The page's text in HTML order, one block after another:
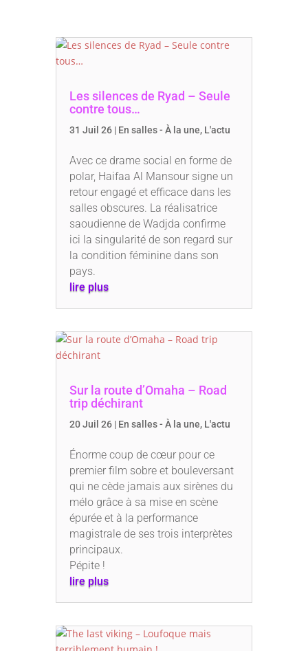
Les silences de Ryad – Seule
contre tous…
31 Juil 26| En salles - À la une, L'actu
Avec ce drame social en forme de
polar, Haifaa Al Mansour signe un
retour engagé et efficace dans les
salles obscures. La réalisatrice
saoudienne de Wadjda confirme
ici la singularité de son regard sur
la condition féminine dans son
pays.
lire plus
Sur la route d’Omaha – Road
trip déchirant
20 Juil 26| En salles - À la une, L'actu
Énorme coup de cœur pour ce
premier film sobre et bouleversant
qui ne cède jamais aux sirènes du
mélo grâce à sa mise en scène
épurée et à la performance
magistrale de ses trois interprètes
principaux.
Pépite !
lire plus